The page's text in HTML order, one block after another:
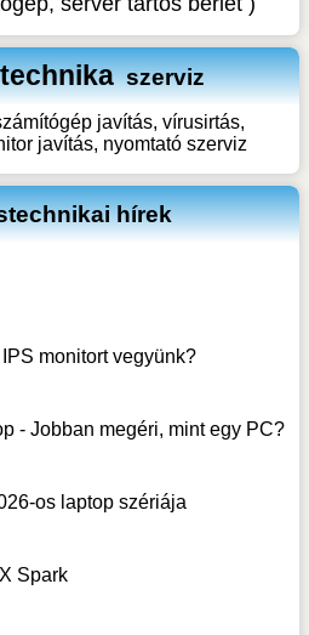
szerviz
javítás, vírusirtás,
javítás, nyomtató szerviz
hírek
monitort vegyünk?
- Jobban megéri, mint egy PC?
os laptop szériája
Spark